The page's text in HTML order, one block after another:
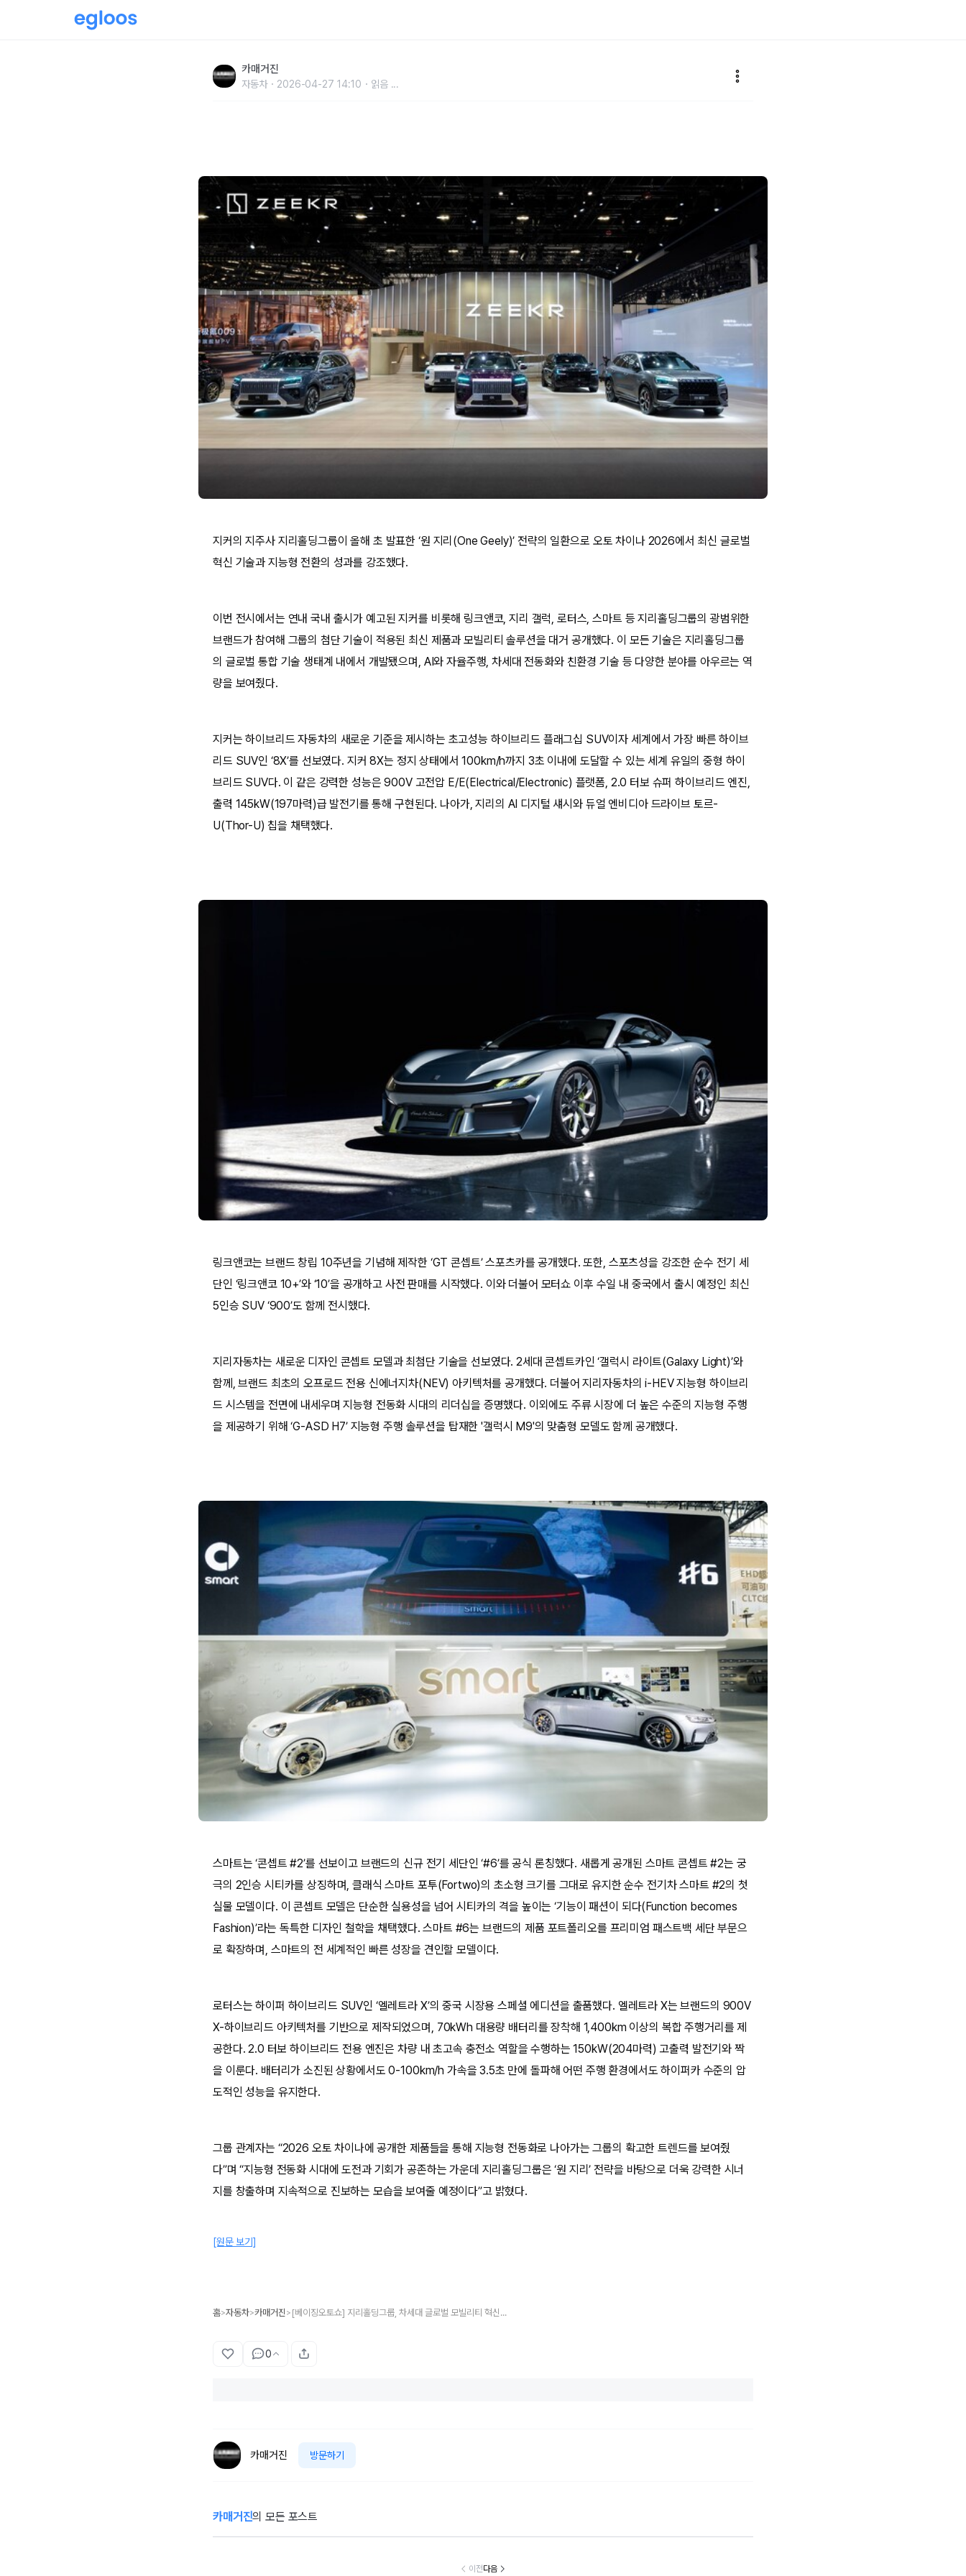
카매거진
자동차 2026-04-27 14:10 읽음 ...
지커의 지주사 지리홀딩그룹이 올해 초 발표한 ‘원 지리(One Geely)’ 전략의 일환으로 오토 차이나 2026에서 최신 글로벌
혁신 기술과 지능형 전환의 성과를 강조했다.
이번 전시에서는 연내 국내 출시가 예고된 지커를 비롯해 링크앤코, 지리 갤럭, 로터스, 스마트 등 지리홀딩그룹의 광범위한
브랜드가 참여해 그룹의 첨단 기술이 적용된 최신 제품과 모빌리티 솔루션을 대거 공개했다. 이 모든 기술은 지리홀딩그룹
의 글로벌 통합 기술 생태계 내에서 개발됐으며, AI와 자율주행, 차세대 전동화와 친환경 기술 등 다양한 분야를 아우르는 역
량을 보여줬다.
지커는 하이브리드 자동차의 새로운 기준을 제시하는 초고성능 하이브리드 플래그십 SUV이자 세계에서 가장 빠른 하이브
리드 SUV인 ‘8X’를 선보였다. 지커 8X는 정지 상태에서 100km/h까지 3초 이내에 도달할 수 있는 세계 유일의 중형 하이
브리드 SUV다. 이 같은 강력한 성능은 900V 고전압 E/E(Electrical/Electronic) 플랫폼, 2.0 터보 슈퍼 하이브리드 엔진,
출력 145kW(197마력)급 발전기를 통해 구현된다. 나아가, 지리의 AI 디지털 섀시와 듀얼 엔비디아 드라이브 토르-
U(Thor-U) 칩을 채택했다.
링크앤코는 브랜드 창립 10주년을 기념해 제작한 ‘GT 콘셉트’ 스포츠카를 공개했다. 또한, 스포츠성을 강조한 순수 전기 세
단인 ‘링크앤코 10+’와 ‘10’을 공개하고 사전 판매를 시작했다. 이와 더불어 모터쇼 이후 수일 내 중국에서 출시 예정인 최신
5인승 SUV ‘900’도 함께 전시했다.
지리자동차는 새로운 디자인 콘셉트 모델과 최첨단 기술을 선보였다. 2세대 콘셉트카인 ‘갤럭시 라이트(Galaxy Light)’와
함께, 브랜드 최초의 오프로드 전용 신에너지차(NEV) 아키텍처를 공개했다. 더불어 지리자동차의 i-HEV 지능형 하이브리
드 시스템을 전면에 내세우며 지능형 전동화 시대의 리더십을 증명했다. 이외에도 주류 시장에 더 높은 수준의 지능형 주행
을 제공하기 위해 ‘G-ASD H7’ 지능형 주행 솔루션을 탑재한 '갤럭시 M9'의 맞춤형 모델도 함께 공개했다.
스마트는 ‘콘셉트 #2’를 선보이고 브랜드의 신규 전기 세단인 ‘#6’를 공식 론칭했다. 새롭게 공개된 스마트 콘셉트 #2는 궁
극의 2인승 시티카를 상징하며, 클래식 스마트 포투(Fortwo)의 초소형 크기를 그대로 유지한 순수 전기차 스마트 #2의 첫
실물 모델이다. 이 콘셉트 모델은 단순한 실용성을 넘어 시티카의 격을 높이는 ‘기능이 패션이 되다(Function becomes
Fashion)’라는 독특한 디자인 철학을 채택했다. 스마트 #6는 브랜드의 제품 포트폴리오를 프리미엄 패스트백 세단 부문으
로 확장하며, 스마트의 전 세계적인 빠른 성장을 견인할 모델이다.
로터스는 하이퍼 하이브리드 SUV인 ‘엘레트라 X’의 중국 시장용 스페셜 에디션을 출품했다. 엘레트라 X는 브랜드의 900V
X-하이브리드 아키텍처를 기반으로 제작되었으며, 70kWh 대용량 배터리를 장착해 1,400km 이상의 복합 주행거리를 제
공한다. 2.0 터보 하이브리드 전용 엔진은 차량 내 초고속 충전소 역할을 수행하는 150kW(204마력) 고출력 발전기와 짝
을 이룬다. 배터리가 소진된 상황에서도 0-100km/h 가속을 3.5초 만에 돌파해 어떤 주행 환경에서도 하이퍼카 수준의 압
도적인 성능을 유지한다.
그룹 관계자는 “2026 오토 차이나에 공개한 제품들을 통해 지능형 전동화로 나아가는 그룹의 확고한 트렌드를 보여줬
다”며 “지능형 전동화 시대에 도전과 기회가 공존하는 가운데 지리홀딩그룹은 ‘원 지리’ 전략을 바탕으로 더욱 강력한 시너
지를 창출하며 지속적으로 진보하는 모습을 보여줄 예정이다”고 밝혔다.
[원문 보기]
홈>자동차>카매거진 > [베이징오토쇼] 지리홀딩그룹, 차세대 글로벌 모빌리티 혁신 기술 대거 공개
0
카매거진 방문하기
카매거진의 모든 포스트
KLPGA와 화해
벤틀리, 토르칼의
벤츠 코리아, 서비
I) 수입차판매점 1
BMW 코리아, 8
디션 3종 출시
넥센타이어, ‘폭염
현대차·기아, '20
이전다음